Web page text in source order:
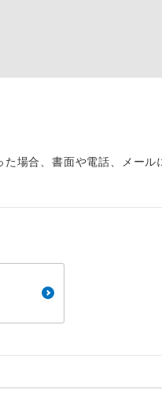
場合、書面や電話、メール
コースです。
にとても便利で